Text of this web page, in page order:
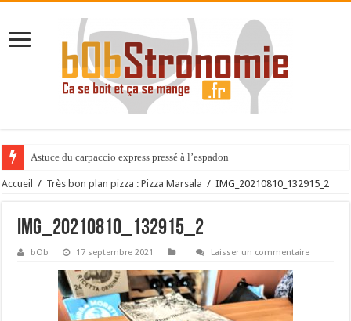
Astuce du carpaccio express pressé à l’espadon
Accueil / Très bon plan pizza : Pizza Marsala / IMG_20210810_132915_2
IMG_20210810_132915_2
bOb 17 septembre 2021 Laisser un commentaire